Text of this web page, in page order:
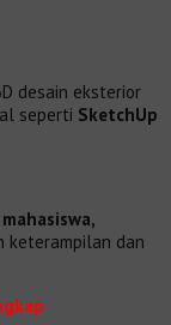
desain eksterior
seperti SketchUp
keterampilan dan